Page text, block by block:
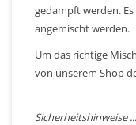
gedampft werden.
angemischt werden.
Um das richtige
von unserem Shop
Sicherheitshinweise ...